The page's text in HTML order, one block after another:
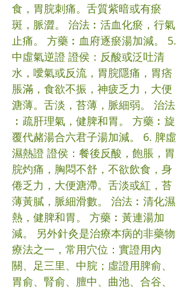
食，胃脘刺痛。舌質紫暗或有瘀
斑，脈澀。 治法︰活血化瘀，行氣
止痛。 方藥︰血府逐瘀湯加減。 5.
中虛氣逆證 證侯：反酸或泛吐清
水，噯氣或反流，胃脘隱痛，胃痞
脹滿，食欲不振，神疲乏力，大便
溏薄。舌淡，苔薄，脈細弱。 治法
︰疏肝理氣，健脾和胃。 方藥︰旋
覆代赭湯合六君子湯加減。 6. 脾虛
濕熱證 證侯：餐後反酸，飽脹，胃
脘灼痛，胸悶不舒，不欲飲食，身
倦乏力，大便溏滯。舌淡或紅，苔
薄黃膩，脈細滑數。 治法︰清化濕
熱，健脾和胃。 方藥︰黃連湯加
減。 另外針灸是治療本病的非藥物
療法之一，常用穴位：實證用內
關、足三里、中脘；虛證用脾俞、
胃俞、腎俞、膻中、曲池、合谷、